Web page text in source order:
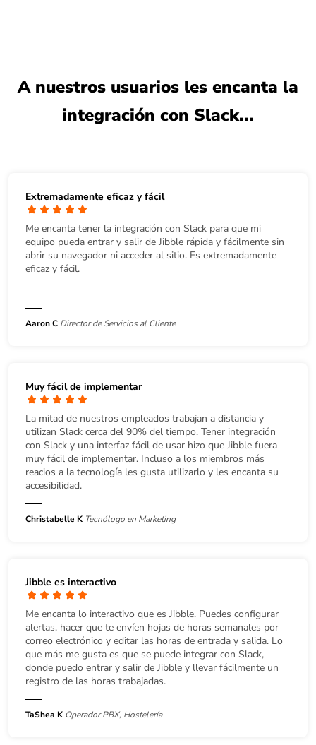
A nuestros usuarios les encanta la
integración con Slack...
Extremadamente eficaz y fácil
Me encanta tener la integración con Slack para que mi
equipo pueda entrar y salir de Jibble rápida y fácilmente sin
abrir su navegador ni acceder al sitio. Es extremadamente
eficaz y fácil.
Aaron C Director de Servicios al Cliente
Muy fácil de implementar
La mitad de nuestros empleados trabajan a distancia y
utilizan Slack cerca del 90% del tiempo. Tener integración
con Slack y una interfaz fácil de usar hizo que Jibble fuera
muy fácil de implementar. Incluso a los miembros más
reacios a la tecnología les gusta utilizarlo y les encanta su
accesibilidad.
Christabelle K Tecnólogo en Marketing
Jibble es interactivo
Me encanta lo interactivo que es Jibble. Puedes configurar
alertas, hacer que te envíen hojas de horas semanales por
correo electrónico y editar las horas de entrada y salida. Lo
que más me gusta es que se puede integrar con Slack,
donde puedo entrar y salir de Jibble y llevar fácilmente un
registro de las horas trabajadas.
TaShea K Operador PBX, Hostelería